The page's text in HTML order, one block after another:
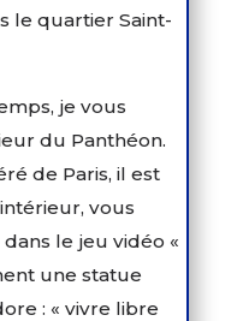
le quartier Saint-
je vous
du Panthéon.
de Paris, il est
vous
le jeu vidéo «
une statue
: « vivre libre